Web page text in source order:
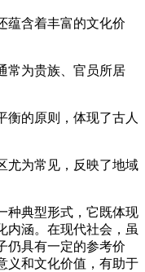
蕴含着丰富的文化价
常为贵族、官员所居
衡的原则，体现了古人
尤为常见，反映了地域
种典型形式，它既体现
内涵。在现代社会，虽
仍具有一定的参考价
义和文化价值，有助于